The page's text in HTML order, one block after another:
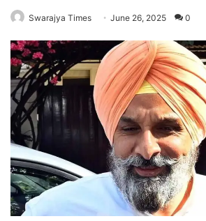
Swarajya Times June 26, 2025 0